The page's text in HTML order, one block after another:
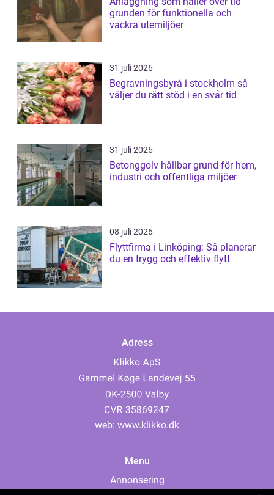
grunden för funktionella och
vackra utemiljöer
31 juli 2026
Begravningsbyrå i stockholm så
väljer du rätt stöd i en svår tid
31 juli 2026
Betonggolv hållbar grund för hem,
industri och offentliga miljöer
08 juli 2026
Flyttfirma i Linköping: Så planerar
du en trygg och effektiv flytt
Adress
web: www.klikko.dk
Menu
Annonsering